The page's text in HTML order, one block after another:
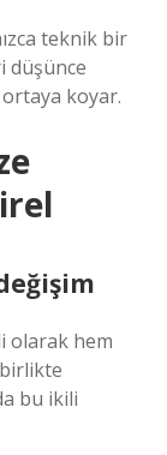
teknik bir
düşünce
koyar.
olarak hem
bu ikili